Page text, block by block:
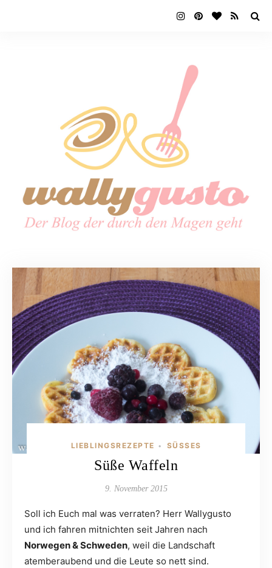
LIEBLINGSREZEPTE • SÜSSES
Süße Waffeln
9. November 2015
Soll ich Euch mal was verraten? Herr Wallygusto
und ich fahren mitnichten seit Jahren nach
Norwegen & Schweden, weil die Landschaft
atemberaubend und die Leute so nett sind.